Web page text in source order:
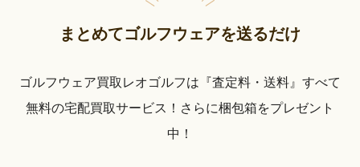
まとめてゴルフウェアを送るだけ
ゴルフウェア買取レオゴルフは『査定料・送料』すべて
無料の宅配買取サービス！さらに梱包箱をプレゼント
中！